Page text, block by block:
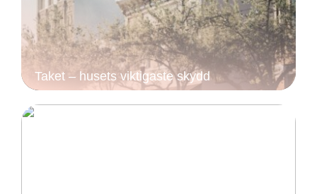
Taket – husets viktigaste skydd